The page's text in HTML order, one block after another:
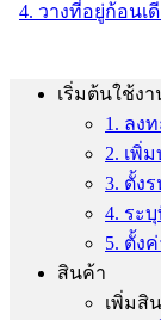
4. วางที่อยู่ก้อนเ
เริ่มต้นใช้ง
1. ลง
2. เพิ่
3. ตั้ง
4. ระ
5. ตั้ง
สินค้า
เพิ่มสิ